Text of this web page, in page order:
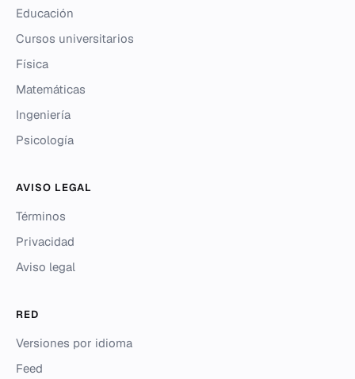
Educación
Cursos universitarios
Física
Matemáticas
Ingeniería
Psicología
AVISO LEGAL
Términos
Privacidad
Aviso legal
RED
Versiones por idioma
Feed